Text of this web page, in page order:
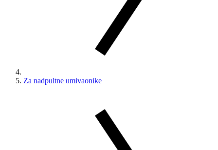
Za nadpultne umivaonike